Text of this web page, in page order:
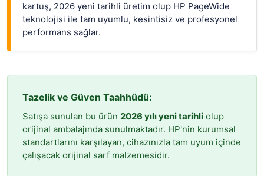
kartuş, 2026 yeni tarihli üretim olup HP PageWide
teknolojisi ile tam uyumlu, kesintisiz ve profesyonel
performans sağlar.
Tazelik ve Güven Taahhüdü:
Satışa sunulan bu ürün 2026 yılı yeni tarihli olup
orijinal ambalajında sunulmaktadır. HP'nin kurumsal
standartlarını karşılayan, cihazınızla tam uyum içinde
çalışacak orijinal sarf malzemesidir.